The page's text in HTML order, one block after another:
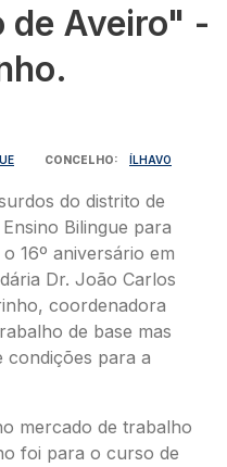
de Aveiro" -
CONCELHO ÍLHAVO
do distrito de
Bilingue para
16º aniversário em
Dr. João Carlos
coordenadora
de base mas
condições para a
mercado de trabalho
foi para o curso de